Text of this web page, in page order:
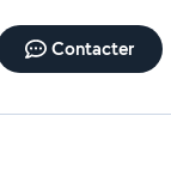
Contacter